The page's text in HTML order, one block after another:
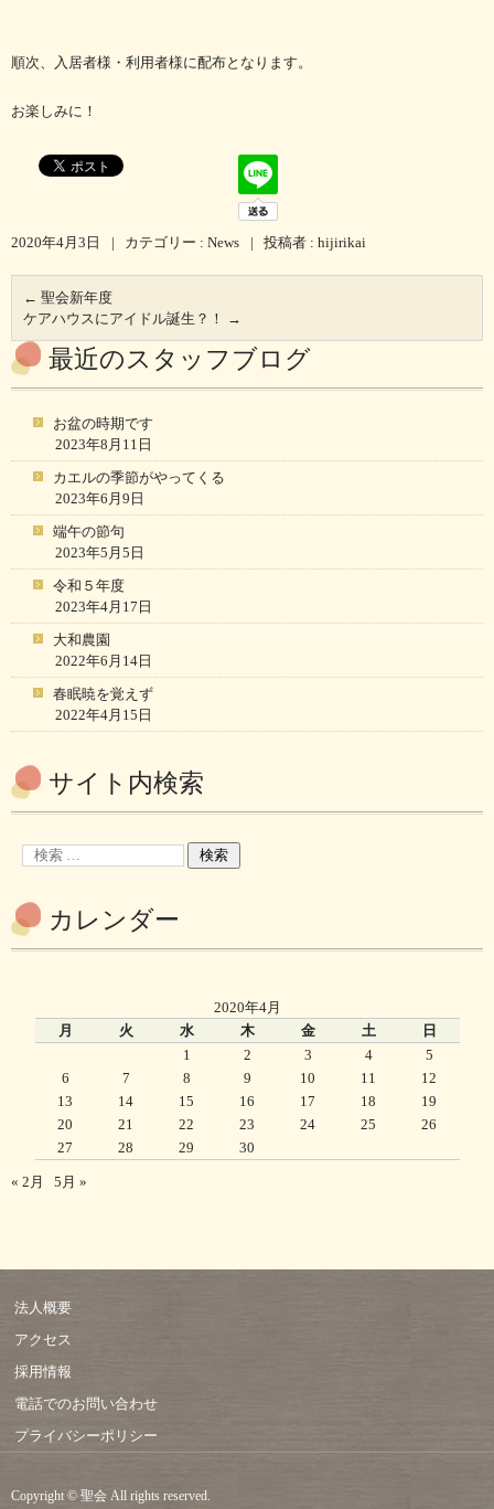
順次、入居者様・利用者様に配布となります。
お楽しみに！
2020年4月3日 | カテゴリー : News | 投稿者 : hijirikai
← 聖会新年度
ケアハウスにアイドル誕生？！
→
最近のスタッフブログ
お盆の時期です
2023年8月11日
カエルの季節がやってくる
2023年6月9日
端午の節句
2023年5月5日
令和５年度
2023年4月17日
大和農園
2022年6月14日
春眠暁を覚えず
2022年4月15日
サイト内検索
カレンダー
2020年4月
月
火 水 木 金 土
日
1
2 3 4
5
6
7 8 9 10 11
12
13
14 15 16 17 18
19
20
21 22 23 24 25
26
27
28 29 30
« 2月 5月 »
法人概要
アクセス
採用情報
電話でのお問い合わせ
プライバシーポリシー
Copyright © 聖会 All rights reserved.